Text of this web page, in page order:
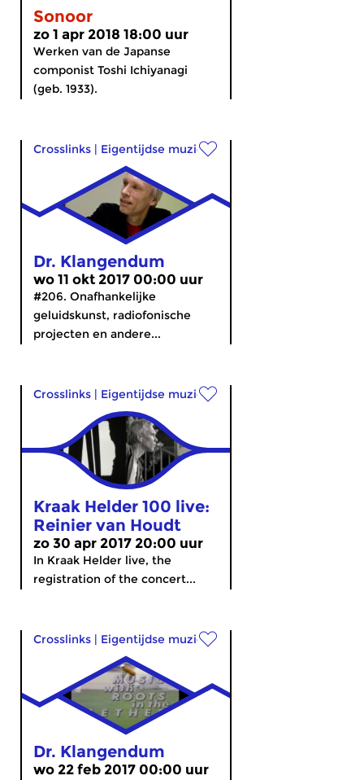
Sonoor
zo 1 apr 2018 18:00 uur
Werken van de Japanse
componist Toshi Ichiyanagi
(geb. 1933).
Crosslinks | Eigentijdse muziek
Dr. Klangendum
wo 11 okt 2017 00:00 uur
#206. Onafhankelijke
geluidskunst, radiofonische
projecten en andere...
Crosslinks | Eigentijdse muziek
Kraak Helder 100 live:
Reinier van Houdt
zo 30 apr 2017 20:00 uur
In Kraak Helder live, the
registration of the concert...
Crosslinks | Eigentijdse muziek
Dr. Klangendum
wo 22 feb 2017 00:00 uur